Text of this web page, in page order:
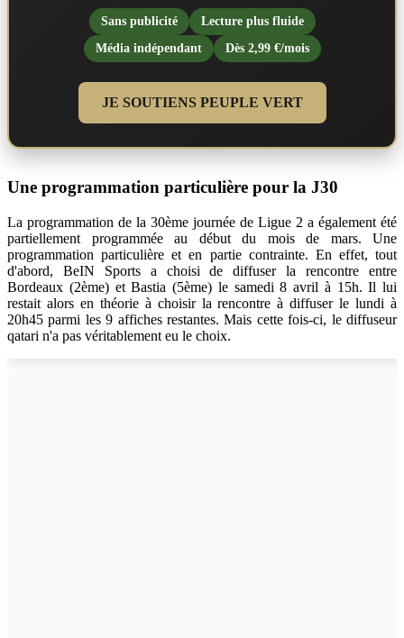
Sans publicité
Lecture plus fluide
Média indépendant
Dès 2,99 €/mois
JE SOUTIENS PEUPLE VERT
Une programmation particulière pour la J30
La programmation de la 30ème journée de Ligue 2 a également été
partiellement programmée au début du mois de mars. Une
programmation particulière et en partie contrainte. En effet, tout
d'abord, BeIN Sports a choisi de diffuser la rencontre entre
Bordeaux (2ème) et Bastia (5ème) le samedi 8 avril à 15h. Il lui
restait alors en théorie à choisir la rencontre à diffuser le lundi à
20h45 parmi les 9 affiches restantes. Mais cette fois-ci, le diffuseur
qatari n'a pas véritablement eu le choix.